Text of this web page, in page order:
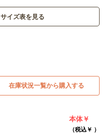
サイズ表を見る
在庫状況一覧から購入する
本体￥
（税込￥ ）